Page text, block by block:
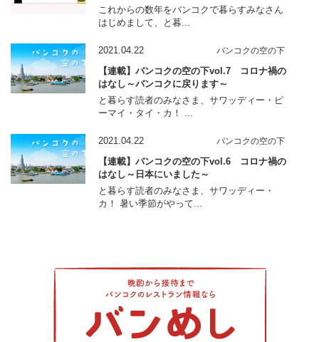
これからの数年をバンコクで暮らすみなさん
はじめまして、と暮...
2021.04.22 バンコクの空の下
【連載】バンコクの空の下vol.7 コロナ禍の
はなし～バンコクに戻ります～
と暮らす読者のみなさま、サワッディー・ピ
ーマイ・タイ・カ！ ...
2021.04.22 バンコクの空の下
【連載】バンコクの空の下vol.6 コロナ禍の
はなし～日本にいました～
と暮らす読者のみなさま、サワッディー・
カ！ 暑い季節がやって...